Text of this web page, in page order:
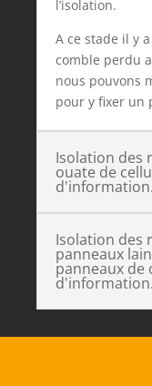
l’isolation.
A ce stade il y
comble perdu
nous pouvons
pour y fixer un
Isolation des
ouate de
Isolation des
panneaux
panneaux de